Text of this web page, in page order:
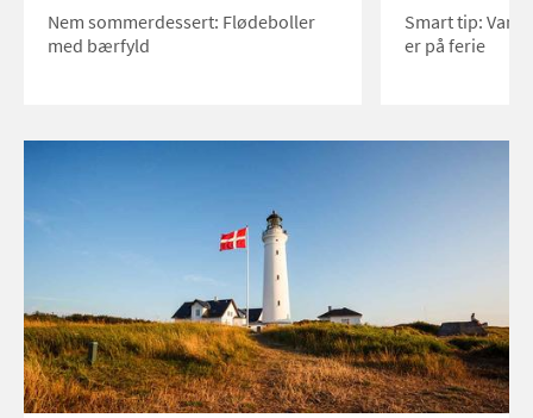
Nem sommerdessert: Flødeboller
med bærfyld
Smart tip:
er på ferie